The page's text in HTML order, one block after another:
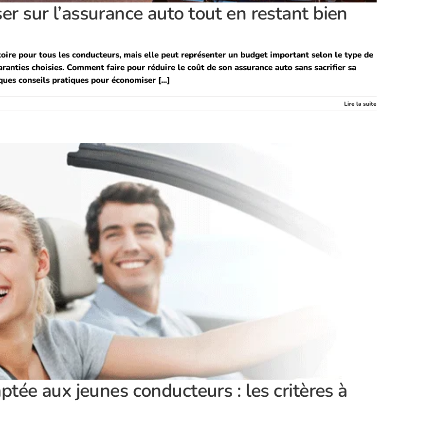
sur l’assurance auto tout en restant bien
pour tous les conducteurs, mais elle peut représenter un budget important selon le type de
choisies. Comment faire pour réduire le coût de son assurance auto sans sacrifier sa
conseils pratiques pour économiser [...]
Lire la suite
aux jeunes conducteurs : les critères à